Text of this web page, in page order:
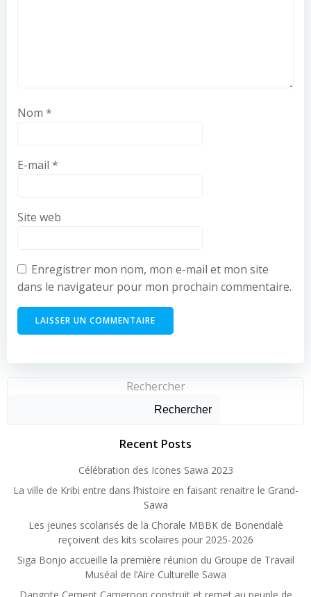
Nom *
E-mail *
Site web
Enregistrer mon nom, mon e-mail et mon site
dans le navigateur pour mon prochain commentaire.
Rechercher
Rechercher
Recent Posts
Célébration des Icones Sawa 2023
La ville de Kribi entre dans l’histoire en faisant renaitre le Grand-
Sawa
Les jeunes scolarisés de la Chorale MBBK de Bonendalè
reçoivent des kits scolaires pour 2025-2026
Siga Bonjo accueille la première réunion du Groupe de Travail
Muséal de l’Aire Culturelle Sawa